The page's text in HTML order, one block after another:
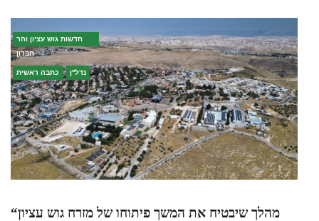
חדשות גוש עציון והר
חברון
כתבה ראשית נדל''ן
“מהלך שיבטיח את המשך פיתוחו של מזרח גוש עציון